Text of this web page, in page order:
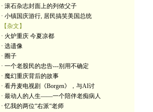
· 滚石杂志封面上的列侬父子
· 小镇国庆游行, 居民搞笑美国总统
【杂文】
· 火炉重庆 今夏凉都
· 选遗像
· 圈子
· 一个老股民的忠告---别用不确定
· 魔幻重庆背后的故事
· 看丹麦电视剧《Borgen》，与AI讨
· 最动人的人生——一个陪伴老痴病人
· 忆我的两位“右派“老师